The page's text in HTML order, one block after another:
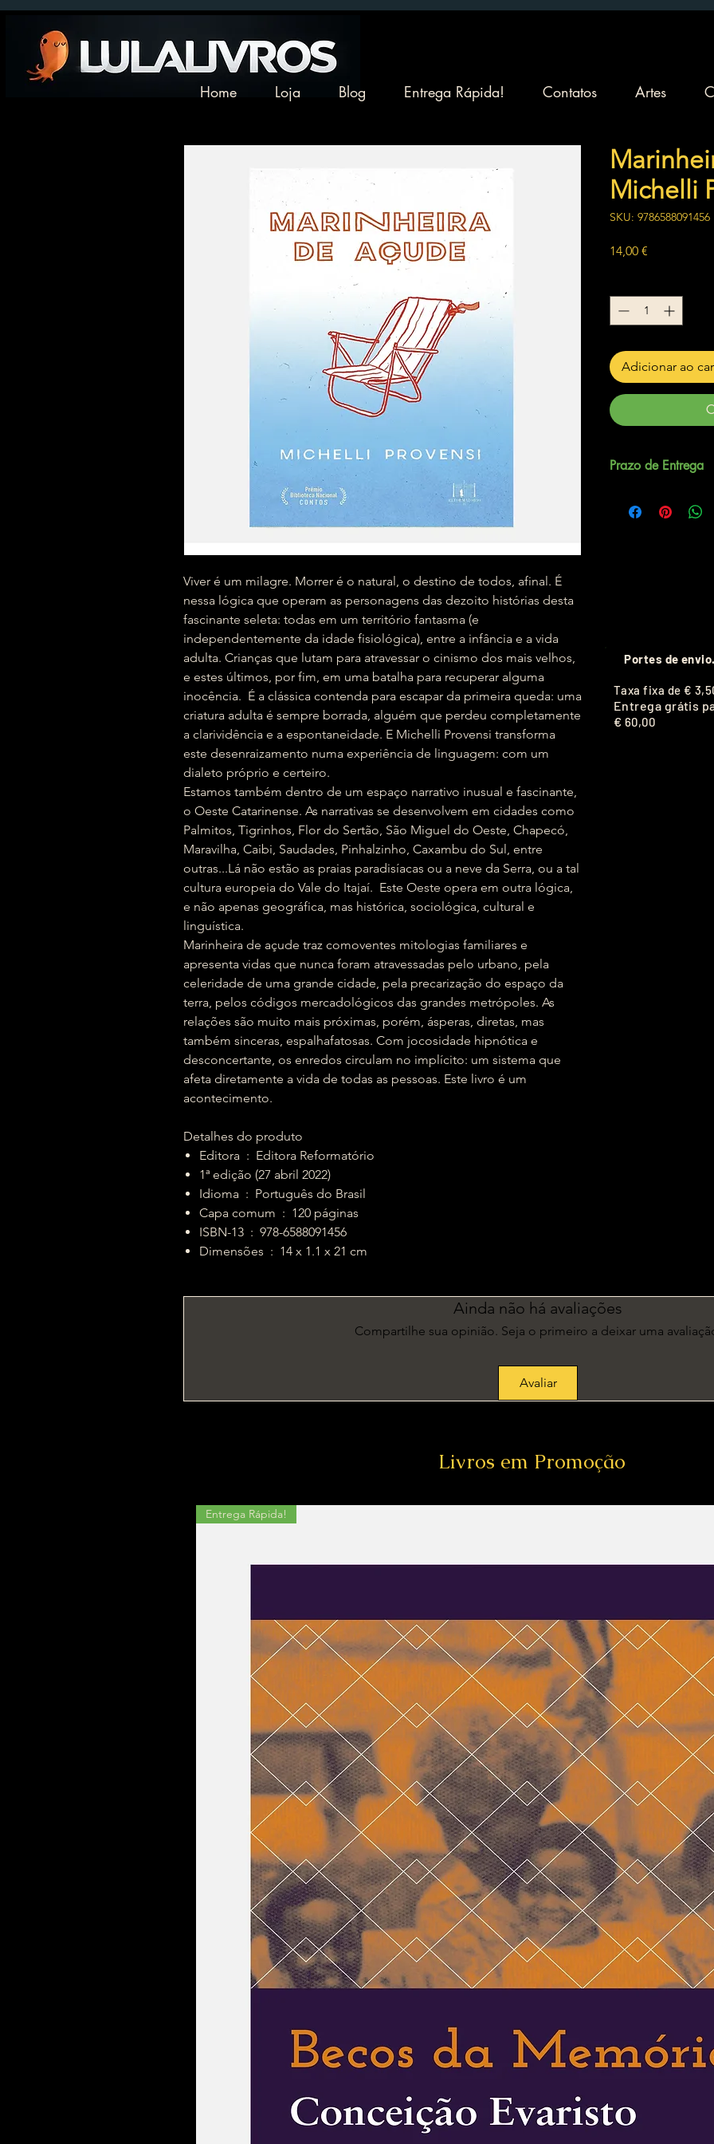
Home Loja Blog Entrega Rápida! Contatos Artes
Viver é um milagre. Morrer é o natural, o destino de todos, afinal. É
nessa lógica que operam as personagens das dezoito histórias desta
fascinante seleta: todas em um território fantasma (e
independentemente da idade fisiológica), entre a infância e a vida
adulta. Crianças que lutam para atravessar o cinismo dos mais velhos,
e estes últimos, por fim, em uma batalha para recuperar alguma
inocência. É a clássica contenda para escapar da primeira queda: uma
criatura adulta é sempre borrada, alguém que perdeu completamente
a clarividência e a espontaneidade. E Michelli Provensi transforma
este desenraizamento numa experiência de linguagem: com um
dialeto próprio e certeiro.
Estamos também dentro de um espaço narrativo inusual e fascinante,
o Oeste Catarinense. As narrativas se desenvolvem em cidades como
Palmitos, Tigrinhos, Flor do Sertão, São Miguel do Oeste, Chapecó,
Maravilha, Caibi, Saudades, Pinhalzinho, Caxambu do Sul, entre
outras...Lá não estão as praias paradisíacas ou a neve da Serra, ou a tal
cultura europeia do Vale do Itajaí. Este Oeste opera em outra lógica,
e não apenas geográfica, mas histórica, sociológica, cultural e
linguística.
Marinheira de açude traz comoventes mitologias familiares e
apresenta vidas que nunca foram atravessadas pelo urbano, pela
celeridade de uma grande cidade, pela precarização do espaço da
terra, pelos códigos mercadológicos das grandes metrópoles. As
relações são muito mais próximas, porém, ásperas, diretas, mas
também sinceras, espalhafatosas. Com jocosidade hipnótica e
desconcertante, os enredos circulam no implícito: um sistema que
afeta diretamente a vida de todas as pessoas. Este livro é um
acontecimento.
Detalhes do produto
Editora ‏ : ‎ Editora Reformatório
1ª edição (27 abril 2022)
Idioma ‏ : ‎ Português do Brasil
Capa comum ‏ : ‎ 120 páginas
ISBN-13 ‏ : ‎ 978-6588091456
Dimensões ‏ : ‎ 14 x 1.1 x 21 cm
Michelli
SKU: 9786588091456
14,00 €
Adicionar ao
Prazo de Entrega
Ainda não há avaliações
Compartilhe sua opinião. Seja o primeiro a deixar uma
Avaliar
Portes de
Taxa fixa de €
Entrega grátis
€ 60,00
Livros em Promoção
Entrega Rápida!